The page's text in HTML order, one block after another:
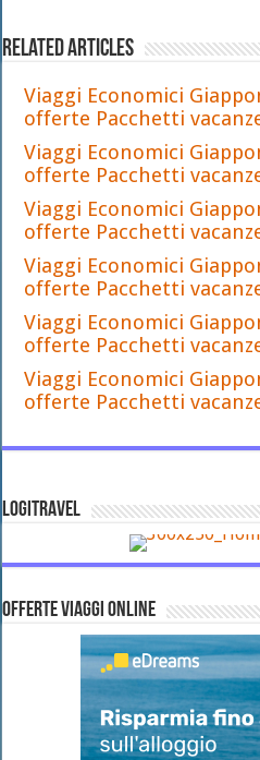
Related Articles
Viaggi Economici
offerte Pacchetti
Viaggi Economici
offerte Pacchetti
Viaggi Economici
offerte Pacchetti
Viaggi Economici
offerte Pacchetti
Viaggi Economici
offerte Pacchetti
Viaggi Economici
offerte Pacchetti
LOGITRAVEL
OFFERTE VIAGGI ONLINE